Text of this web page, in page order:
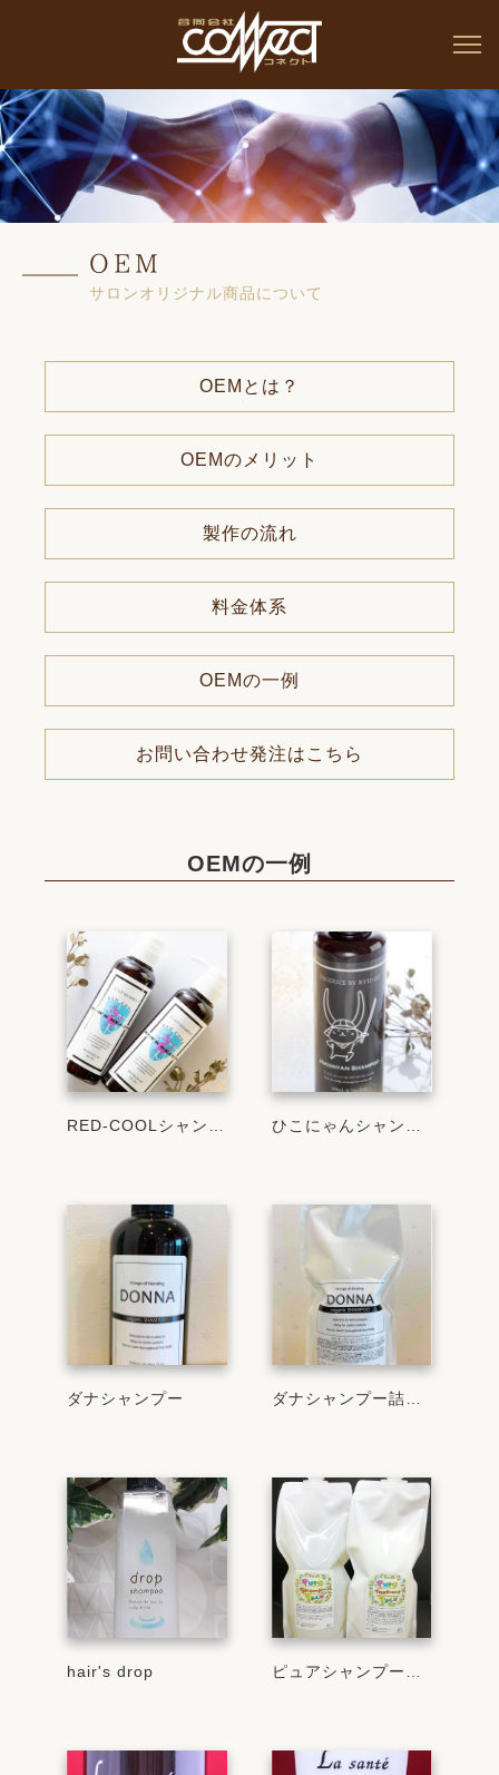
OEM
サロンオリジナル商品について
OEMとは？
OEMのメリット
製作の流れ
料金体系
OEMの一例
お問い合わせ発注はこちら
OEMの一例
ダナシャンプー
hair's drop